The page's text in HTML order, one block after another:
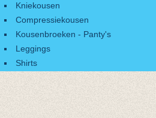
Kniekousen
Compressiekousen
Kousenbroeken - Panty's
Leggings
Shirts